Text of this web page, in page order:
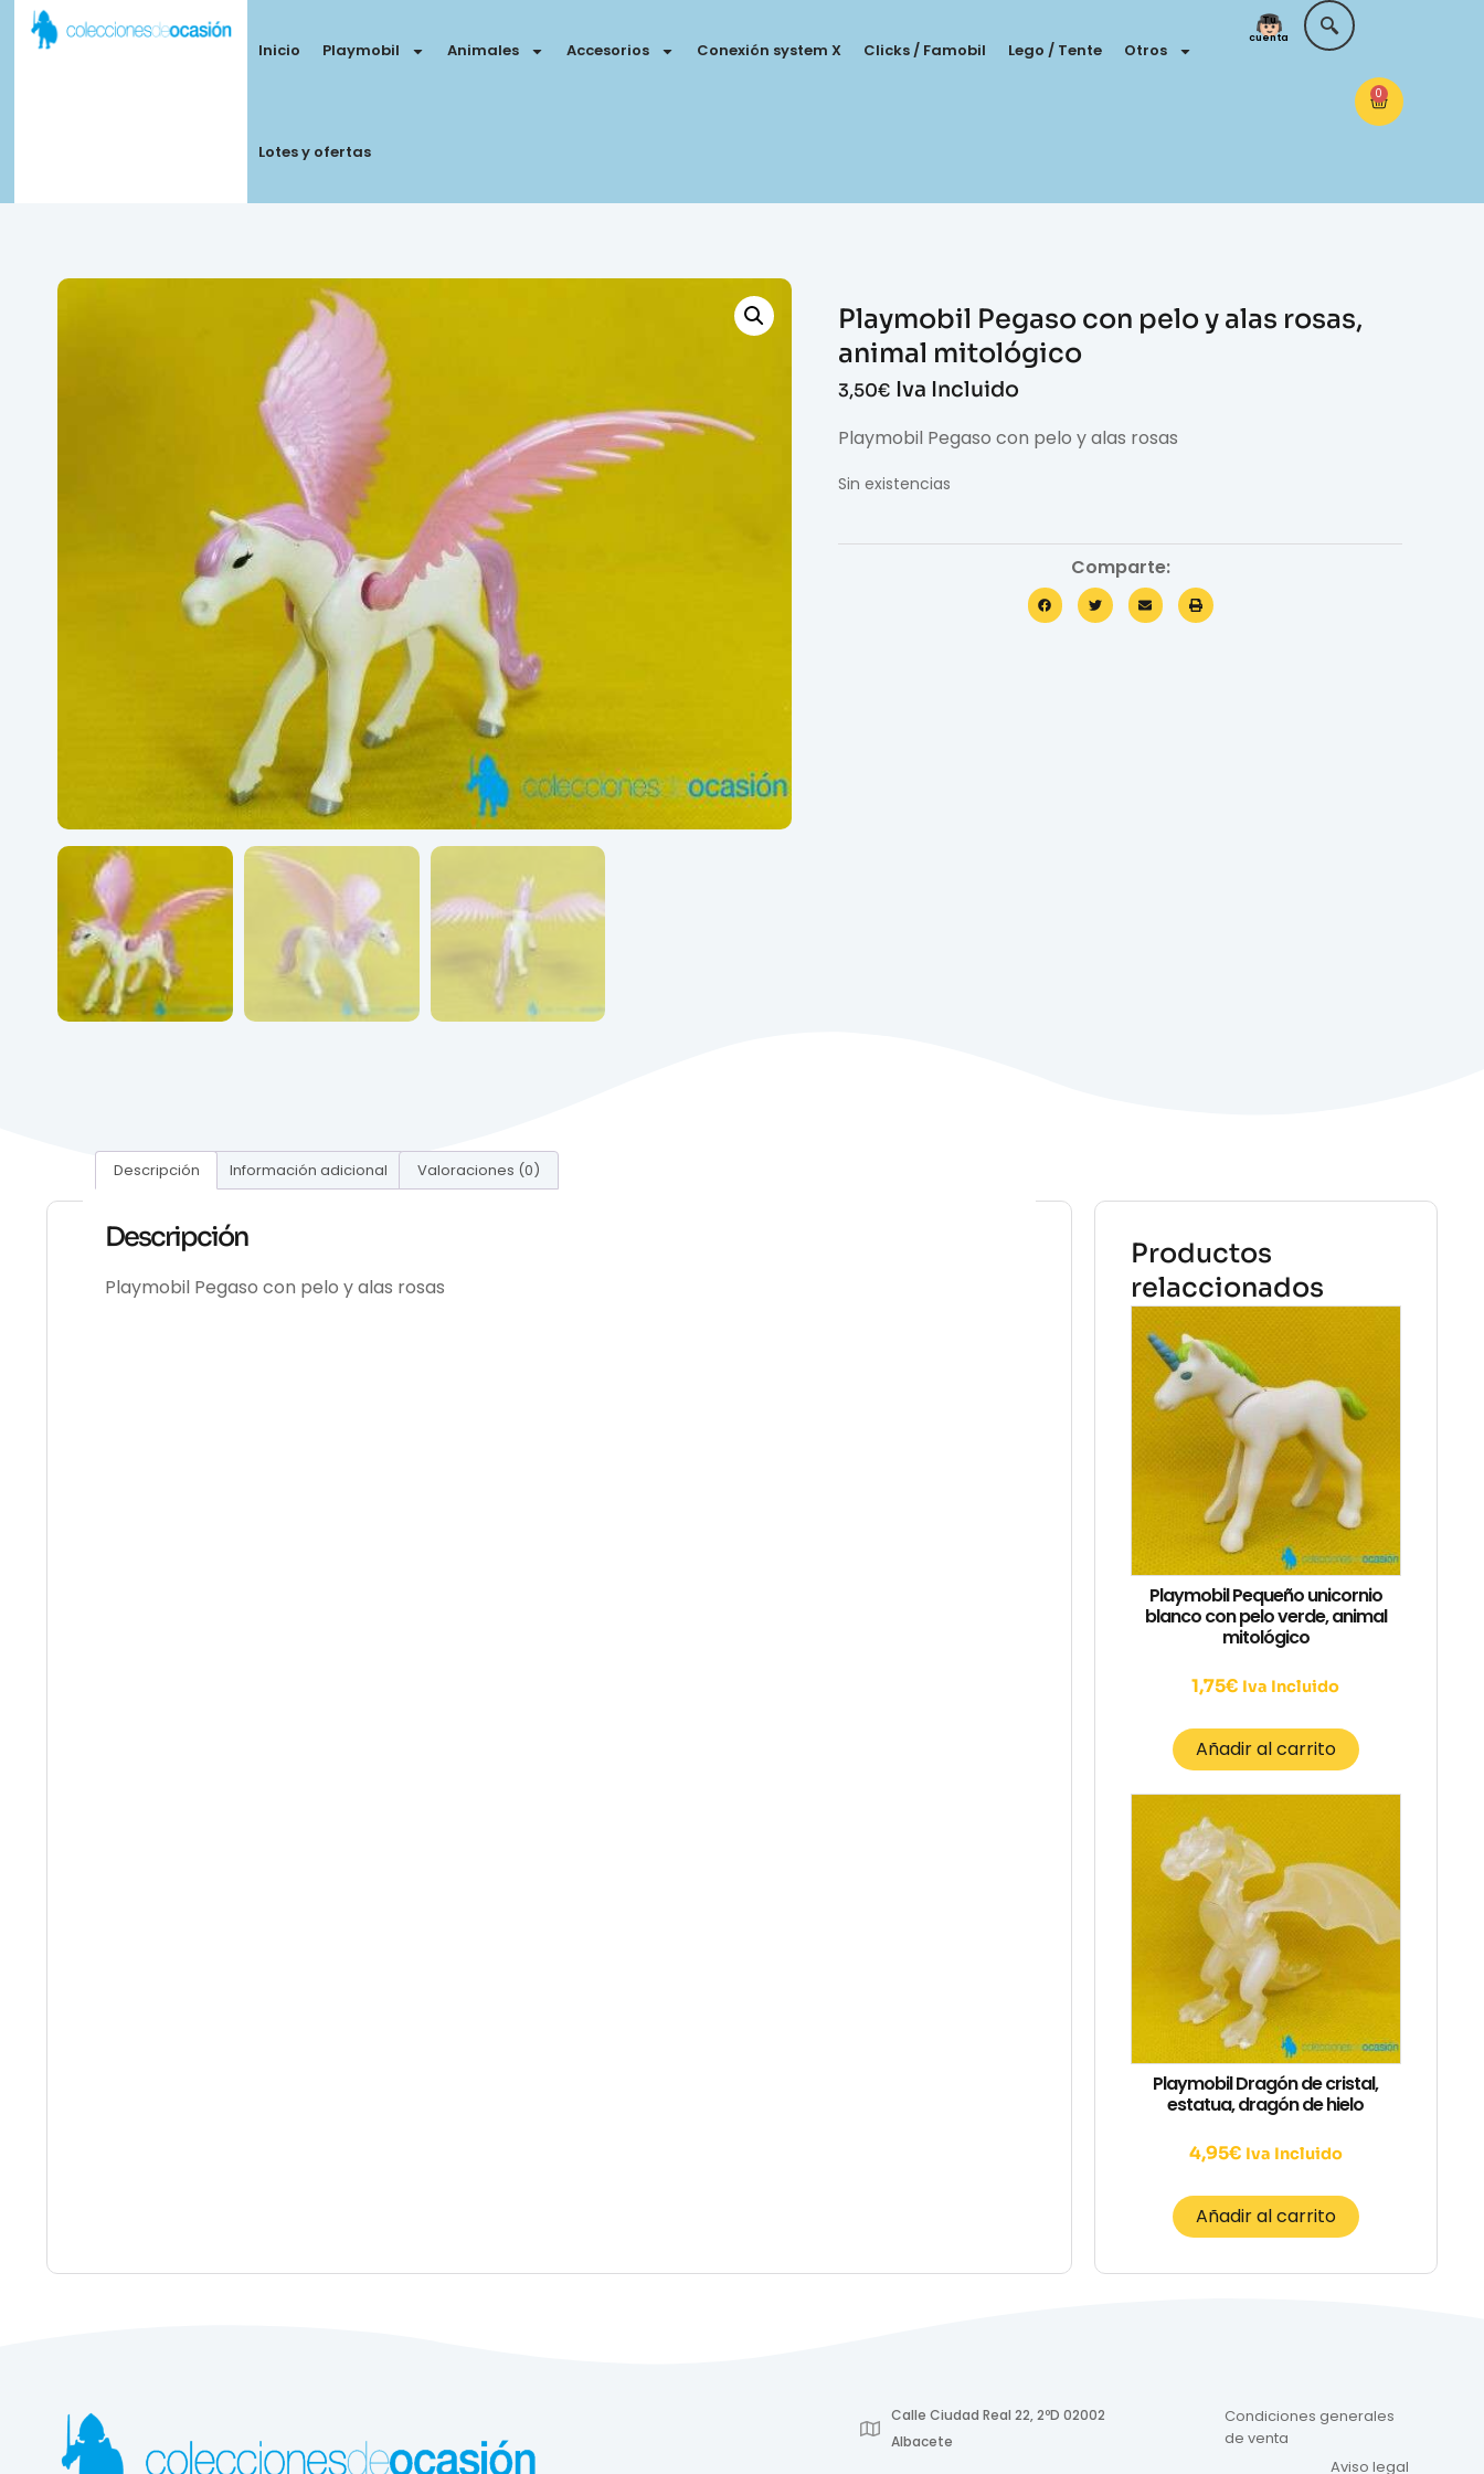
Inicio Playmobil Animales Accesorios Conexión system X Clicks / Famobil Lego / Tente Otros
Lotes y ofertas
Tu
cuenta
0
Playmobil Pegaso con pelo y alas rosas,
animal mitológico
3,50€ Iva Incluido
Playmobil Pegaso con pelo y alas rosas
Sin existencias
Comparte:
Descripción Información adicional Valoraciones (0)
Descripción
Playmobil Pegaso con pelo y alas rosas
Productos
relaccionados
Playmobil Pequeño unicornio
blanco con pelo verde, animal
mitológico
1,75€ Iva Incluido
Añadir al carrito
Playmobil Dragón de cristal,
estatua, dragón de hielo
4,95€ Iva Incluido
Añadir al carrito
Calle Ciudad Real 22, 2ºD 02002
Albacete
Condiciones generales
de venta
Aviso legal